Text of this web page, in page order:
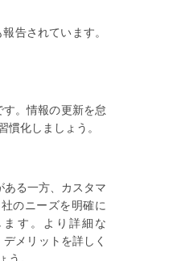
告されています。
。情報の更新を怠
化しましょう。
る一方、カスタマ
のニーズを明確に
す。より詳細な
メリットを詳しく
。